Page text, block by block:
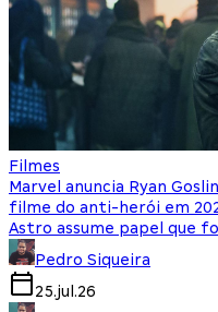
Filmes
Marvel anuncia Ryan
filme do anti-herói em
Astro assume papel que
Pedro Siqueira
25.jul.26